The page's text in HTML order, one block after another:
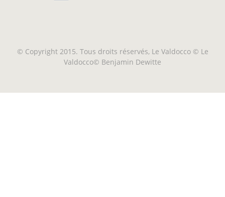
© Copyright 2015. Tous droits réservés, Le Valdocco © Le
Valdocco© Benjamin Dewitte